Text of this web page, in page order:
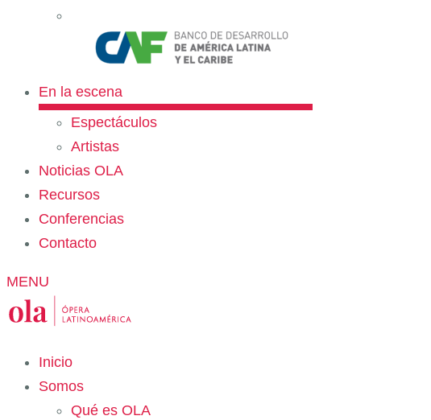
En la escena
Espectáculos
Artistas
Noticias OLA
Recursos
Conferencias
Contacto
MENU
Inicio
Somos
Qué es OLA